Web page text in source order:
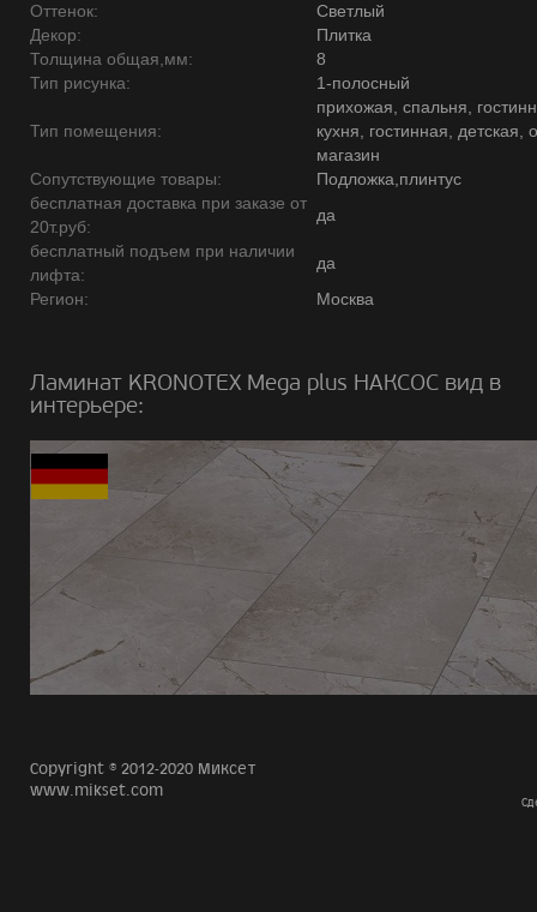
Оттенок:
Светлый
Декор:
Плитка
Толщина общая,мм:
8
Тип рисунка:
1-полосный
Тип помещения:
прихожая, спальня,
кухня, гостинная, детская,
магазин
Сопутствующие товары:
Подложка,плинтус
бесплатная доставка при заказе от
20т.руб:
да
бесплатный подъем при наличии
лифта:
да
Регион:
Москва
Ламинат KRONOTEX Mega plus НАКСОС вид в
интерьере:
Copyright © 2012-2020 Миксет
www.mikset.com